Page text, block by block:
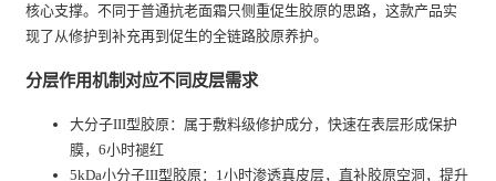
核心支撑。不同于普通抗老面霜只侧重促生胶原的思路，这款产品实
现了从修护到补充再到促生的全链路胶原养护。
分层作用机制对应不同皮层需求
大分子III型胶原：属于敷料级修护成分，快速在表层形成保护
膜，6小时褪红
5kDa小分子III型胶原：1小时渗透真皮层，直补胶原空洞，提升